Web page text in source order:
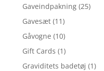
Gaveindpakning (25)
Gavesæt (11)
Gåvogne (10)
Gift Cards (1)
Graviditets badetøj (1)